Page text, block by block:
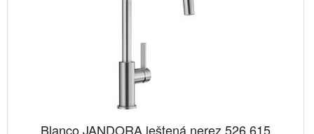
Blanco JANDORA leštená nerez 526 615